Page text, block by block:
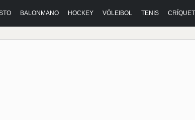
BALONMANO HOCKEY VÓLEIBOL TENIS CRÍQUET